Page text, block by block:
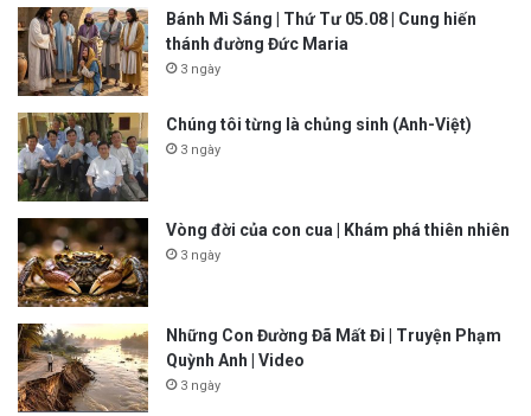
Bánh Mì Sáng | Thứ Tư 05.08 | Cung hiến
thánh đường Đức Maria
3 ngày
Chúng tôi từng là chủng sinh (Anh-Việt)
3 ngày
Vòng đời của con cua | Khám phá thiên nhiên
3 ngày
Những Con Đường Đã Mất Đi | Truyện Phạm
Quỳnh Anh | Video
3 ngày